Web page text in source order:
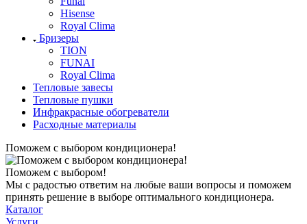
Hisense
Royal Clima
Бризеры
TION
FUNAI
Royal Clima
Тепловые завесы
Тепловые пушки
Инфракрасные обогреватели
Расходные материалы
Поможем с выбором кондиционера!
Поможем с выбором!
Мы с радостью ответим на любые ваши вопросы и поможем
принять решение в выборе оптимального кондиционера.
Каталог
Услуги